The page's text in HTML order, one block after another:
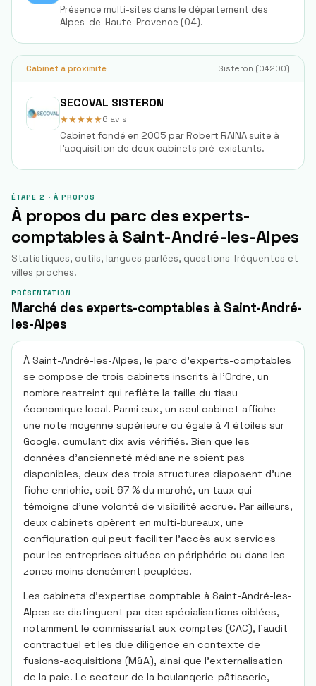
Présence multi-sites dans le département des
Alpes-de-Haute-Provence (04).
Cabinet à proximité Sisteron (04200)
SECOVAL SISTERON
★★★★★6 avis
Cabinet fondé en 2005 par Robert RAINA suite à
l'acquisition de deux cabinets pré-existants.
ÉTAPE 2 · À PROPOS
À propos du parc des experts-
comptables à Saint-André-les-Alpes
Statistiques, outils, langues parlées, questions fréquentes et
villes proches.
PRÉSENTATION
Marché des experts-comptables à Saint-André-
les-Alpes
À Saint-André-les-Alpes, le parc d’experts-comptables
se compose de trois cabinets inscrits à l’Ordre, un
nombre restreint qui reflète la taille du tissu
économique local. Parmi eux, un seul cabinet affiche
une note moyenne supérieure ou égale à 4 étoiles sur
Google, cumulant dix avis vérifiés. Bien que les
données d’ancienneté médiane ne soient pas
disponibles, deux des trois structures disposent d’une
fiche enrichie, soit 67 % du marché, un taux qui
témoigne d’une volonté de visibilité accrue. Par ailleurs,
deux cabinets opèrent en multi-bureaux, une
configuration qui peut faciliter l’accès aux services
pour les entreprises situées en périphérie ou dans les
zones moins densément peuplées.
Les cabinets d’expertise comptable à Saint-André-les-
Alpes se distinguent par des spécialisations ciblées,
notamment le commissariat aux comptes (CAC), l’audit
contractuel et les due diligence en contexte de
fusions-acquisitions (M&A), ainsi que l’externalisation
de la paie. Le secteur de la boulangerie-pâtisserie,